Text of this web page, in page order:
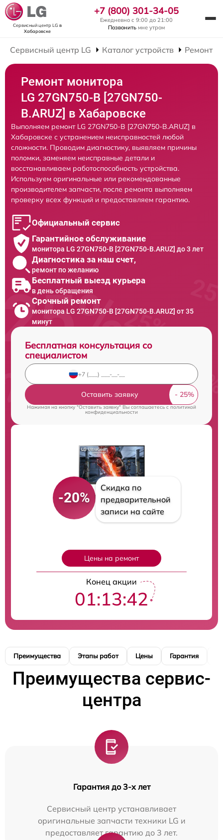
Сервисный центр LG в
Хабаровске
+7 (800) 301-34-05
Ежедневно с 9:00 до 21:00
Позвонить мне утром
Сервисный центр LG Каталог устройств Ремонт
Ремонт монитора
LG 27GN750-B [27GN750-
B.ARUZ] в Хабаровске
Выполняем ремонт LG 27GN750-B [27GN750-B.ARUZ] в
Хабаровске с устранением неисправностей любой
сложности. Проводим диагностику, выявляем причины
поломки, заменяем неисправные детали и
восстанавливаем работоспособность устройства.
Используем оригинальные или рекомендованные
производителем запчасти, после ремонта выполняем
проверку всех функций и предоставляем гарантию.
Официальный сервис
Гарантийное обслуживание
монитора LG 27GN750-B [27GN750-B.ARUZ] до 3 лет
Диагностика за наш счет,
ремонт по желанию
Бесплатный выезд курьера
в день обращения
Срочный ремонт
монитора LG 27GN750-B [27GN750-B.ARUZ] от 35
минут
Бесплатная консультация со
специалистом
Оставить заявку
Нажимая на кнопку "Оставить заявку" Вы соглашаетесь cполитикой
конфиденциальности
-20%
Скидка по
предварительной
записи на сайте
Цены на ремонт
Конец акции
01:13:41
Преимущества Этапы работ Цены Гарантия
Преимущества сервис-
центра
Гарантия до 3-х лет
Сервисный центр устанавливает
оригинальные запчасти техники LG и
предоставляет гарантию до 3 лет.